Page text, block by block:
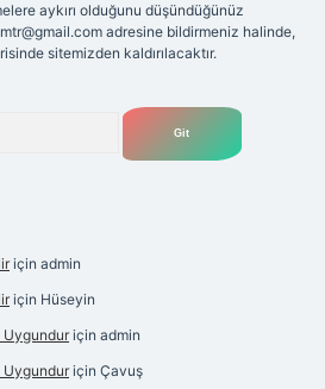
aykırı olduğunu düşündüğünüz
adresine bildirmeniz halinde,
sitemizden kaldırılacaktır.
için admin
için Hüseyin
Uygundur için admin
Uygundur için Çavuş